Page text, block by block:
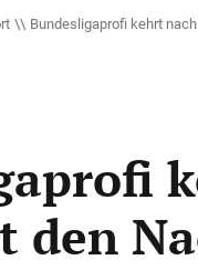
Bundesligaprofi kehrt
den